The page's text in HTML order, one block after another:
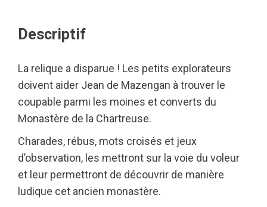
Descriptif
La relique a disparue ! Les petits explorateurs
doivent aider Jean de Mazengan à trouver le
coupable parmi les moines et converts du
Monastère de la Chartreuse.
Charades, rébus, mots croisés et jeux
d’observation, les mettront sur la voie du voleur
et leur permettront de découvrir de manière
ludique cet ancien monastère.